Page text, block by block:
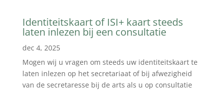
Identiteitskaart of ISI+ kaart steeds
laten inlezen bij een consultatie
dec 4, 2025
Mogen wij u vragen om steeds uw identiteitskaart te
laten inlezen op het secretariaat of bij afwezigheid
van de secretaresse bij de arts als u op consultatie